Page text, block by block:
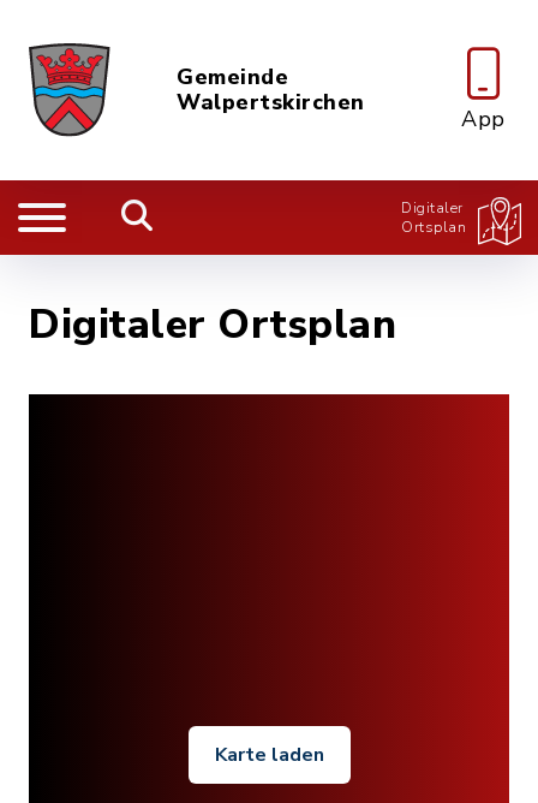
Gemeinde
Walpertskirchen
App
Digitaler
Ortsplan
Digitaler Ortsplan
Karte laden